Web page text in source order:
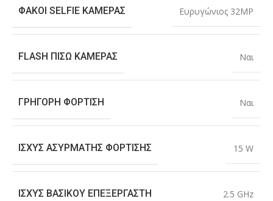
ΦΑΚΟΊ SELFIE ΚΆΜΕΡΑΣ Ευρυγώνιος 32MP
FLASH ΠΊΣΩ ΚΆΜΕΡΑΣ Ναι
ΓΡΉΓΟΡΗ ΦΌΡΤΙΣΗ Ναι
ΙΣΧΎΣ ΑΣΎΡΜΑΤΗΣ ΦΌΡΤΙΣΗΣ 15 W
ΙΣΧΎΣ ΒΑΣΙΚΟΎ ΕΠΕΞΕΡΓΑΣΤΉ 2.5 GHz